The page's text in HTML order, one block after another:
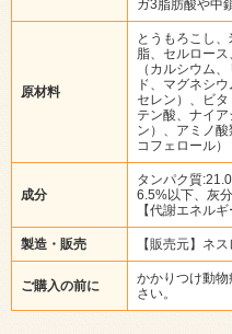
ガ3脂肪酸や中
原材料
とうもろこし
脂、セルロー
（カルシウム
ド、マグネシ
セレン）、ビ
テン酸、ナイ
ン）、アミノ
コフェロール）
成分
タンパク質
6.5%以下、灰
【代謝エネル
製造・販売 【販売元】ネ
ご購入の前に
かかりつけ動
さい。